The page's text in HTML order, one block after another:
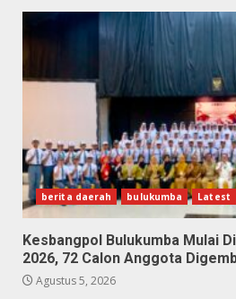
berita daerah bulukumba Latest
Kesbangpol Bulukumba Mulai
2026, 72 Calon Anggota
Agustus 5, 2026